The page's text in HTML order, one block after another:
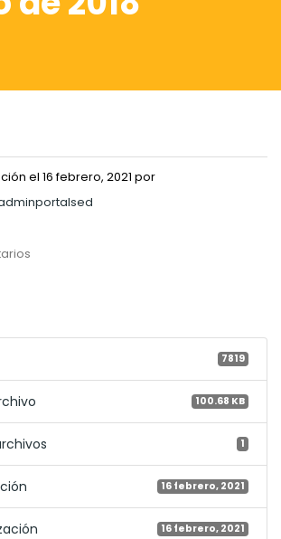
el 16 febrero, 2021 por
7819
100.68 KB
1
16 febrero, 2021
16 febrero, 2021